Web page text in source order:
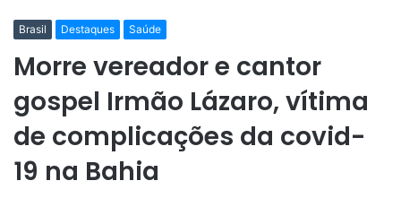
Brasil Destaques Saúde
Morre vereador e cantor
gospel Irmão Lázaro, vítima
de complicações da covid-
19 na Bahia